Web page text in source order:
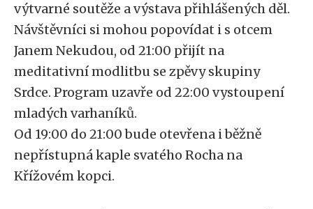
výtvarné soutěže a výstava přihlášených děl.
Návštěvníci si mohou popovídat i s otcem
Janem Nekudou, od 21:00 přijít na
meditativní modlitbu se zpěvy skupiny
Srdce. Program uzavře od 22:00 vystoupení
mladých varhaníků.
Od 19:00 do 21:00 bude otevřena i běžně
nepřístupná kaple svatého Rocha na
Křížovém kopci.